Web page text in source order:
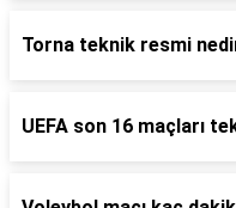
Torna teknik resmi
UEFA son 16 maçları